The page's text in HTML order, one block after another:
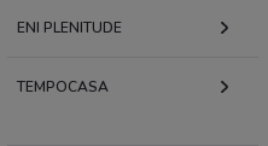
ENI PLENITUDE
TEMPOCASA